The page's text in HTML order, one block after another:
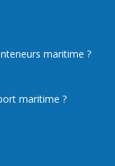
maritime ?
maritime ?